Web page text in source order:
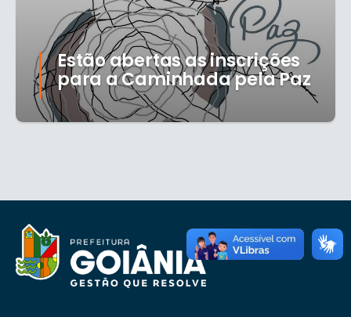
Estão abertas as inscrições
para a Caminhada pela Paz